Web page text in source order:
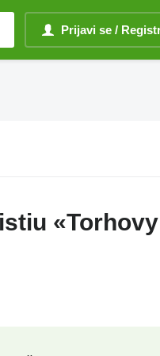
Prijavi se /